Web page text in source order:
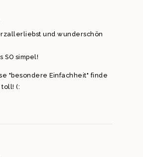
und wunderschön
SO simpel!
"besondere Einfachheit" finde
(: